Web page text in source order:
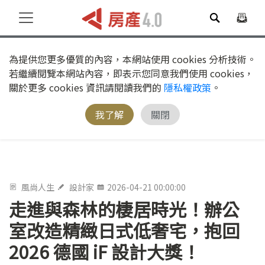
為提供您更多優質的內容，本網站使用 cookies 分析技術。
若繼續閱覽本網站內容，即表示您同意我們使用 cookies，
關於更多 cookies 資訊請閱讀我們的 隱私權政策 。
我了解
關閉
風尚人生 設計家 2026-04-21 00:00:00
走進與森林的棲居時光！辦公
室改造精緻日式低奢宅，抱回
2026 德國 iF 設計大獎！